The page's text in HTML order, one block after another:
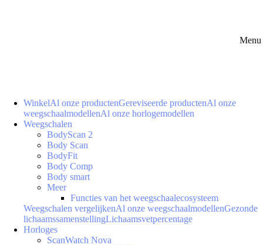
Menu
WinkelAl onze productenGereviseerde productenAl onze
weegschaalmodellenAl onze horlogemodellen
Weegschalen
BodyScan 2
Body Scan
BodyFit
Body Comp
Body smart
Meer
Functies van het weegschaalecosysteem
Weegschalen vergelijkenAl onze weegschaalmodellenGezonde
lichaamssamenstellingLichaamsvetpercentage
Horloges
ScanWatch Nova